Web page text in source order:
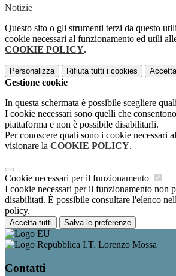
Notizie
Questo sito o gli strumenti terzi da questo
cookie necessari al funzionamento ed utili
COOKIE POLICY.
Personalizza Rifiuta tutti i cookies
Gestione cookie
In questa schermata è possibile scegliere
I cookie necessari sono quelli che
piattaforma e non è possibile disabilitarli.
Per conoscere quali sono i cookie necessari
visionare la COOKIE POLICY.
Cookie necessari per il funzionamento
I cookie necessari per il funzionamento non
disabilitati. È possibile consultare l'elenco
policy.
Accetta tutti Salva le preferenze
I.T. Lorenzo Mossa
Contatti